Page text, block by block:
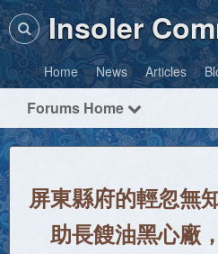
Home News Articles
Forums Home
屏東縣府的輕忽無
助長餿油黑心廠